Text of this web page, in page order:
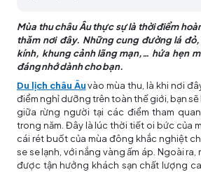
Mùa thu châu Âu thực sự là thời điểm
thăm nơi đây. Những cung đường lá
kính, khung cảnh lãng mạn,… hứa hẹn
đáng nhớ dành cho bạn.
Du lịch châu Âuvào mùa thu, là khi nơi
điểm nghỉ dưỡng trên toàn thế giới, bạn
giữa rừng người tại các điểm tham
trong năm. Đây là lúc thời tiết oi bức của
cái rét buốt của mùa đông khắc nghiệt
se se lạnh, với nắng vàng ấm áp. Ngoài
được tận hưởng khách sạn chất lượng